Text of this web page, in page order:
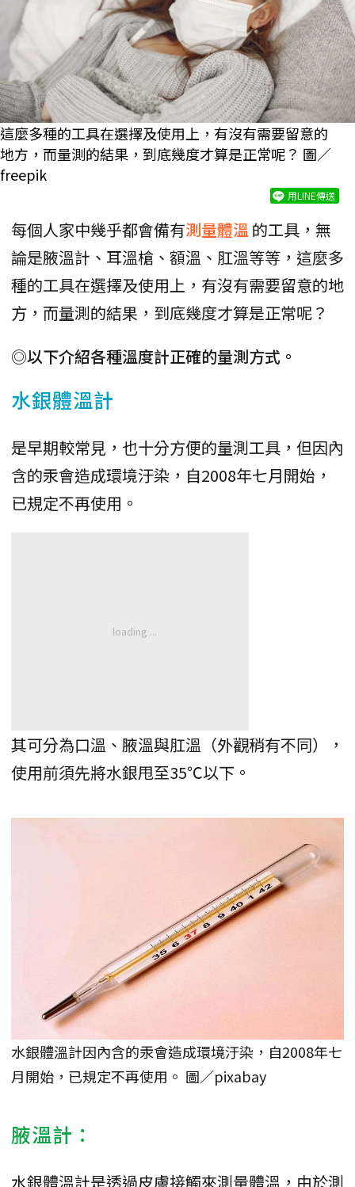
這麼多種的工具在選擇及使用上，有沒有需要留意的
地方，而量測的結果，到底幾度才算是正常呢？ 圖／
freepik
用LINE傳送
每個人家中幾乎都會備有測量體溫的工具，無
論是腋溫計、耳溫槍、額溫、肛溫等等，這麼多
種的工具在選擇及使用上，有沒有需要留意的地
方，而量測的結果，到底幾度才算是正常呢？
◎以下介紹各種溫度計正確的量測方式。
水銀體溫計
是早期較常見，也十分方便的量測工具，但因內
含的汞會造成環境汙染，自2008年七月開始，
已規定不再使用。
其可分為口溫、腋溫與肛溫（外觀稍有不同），
使用前須先將水銀甩至35℃以下。
水銀體溫計因內含的汞會造成環境汙染，自2008年七
月開始，已規定不再使用。 圖／pixabay
腋溫計：
水銀體溫計是透過皮膚接觸來測量體溫，由於測